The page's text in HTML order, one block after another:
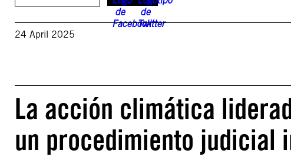
24 April 2025
La acción climática
un procedimiento judicial